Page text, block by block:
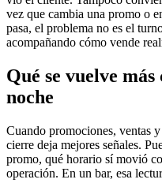
vez que cambia una promo o
pasa, el problema no es el
acompañando cómo vende
Qué se vuelve
noche
Cuando promociones, ventas
cierre deja mejores señales.
promo, qué horario sí movió
operación. En un bar, esa